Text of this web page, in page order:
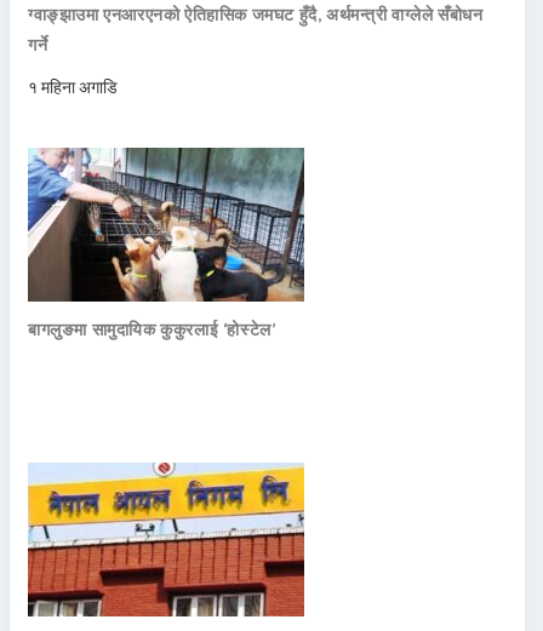
ग्वाङ्झाउमा एनआरएनको ऐतिहासिक जमघट हुँदै, अर्थमन्त्री वाग्लेले सँबोधन
गर्ने
१ महिना अगाडि
बागलुङमा सामुदायिक कुकुरलाई ‘होस्टेल’